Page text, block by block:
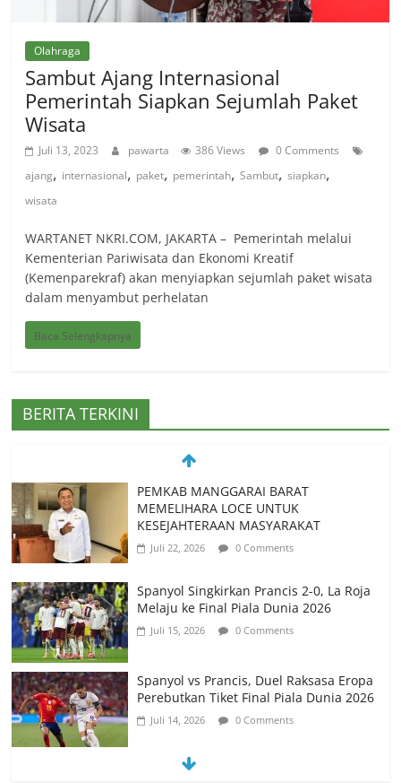
Olahraga
Sambut Ajang Internasional
Pemerintah Siapkan Sejumlah Paket
Wisata
Juli 13, 2023 pawarta 386 Views
0 Comments
ajang, internasional, paket, pemerintah,Sambut,siapkan,
wisata
WARTANET NKRI.COM, JAKARTA – Pemerintah melalui
Kementerian Pariwisata dan Ekonomi Kreatif
(Kemenparekraf) akan menyiapkan sejumlah paket wisata
dalam menyambut perhelatan
Baca Selengkapnya
BERITA TERKINI
PEMKAB MANGGARAI BARAT
MEMELIHARA LOCE UNTUK
KESEJAHTERAAN MASYARAKAT
Juli 22, 2026 0 Comments
Spanyol Singkirkan Prancis 2-0, La Roja
Melaju ke Final Piala Dunia 2026
Juli 15, 2026 0 Comments
Spanyol vs Prancis, Duel Raksasa Eropa
Perebutkan Tiket Final Piala Dunia 2026
Juli 14, 2026 0 Comments
Memanfaatkan Artificial Intelligence